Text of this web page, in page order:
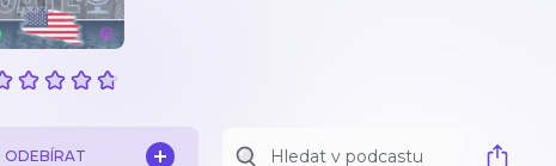
ODEBÍRAT